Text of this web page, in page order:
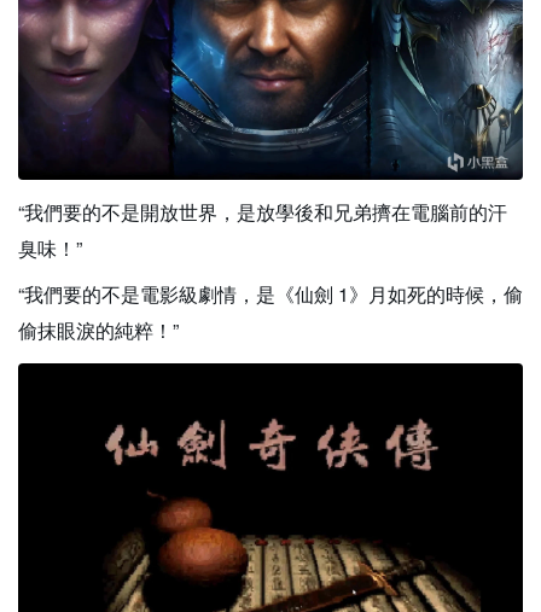
“我們要的不是開放世界，是放學後和兄弟擠在電腦前的汗
臭味！”
“我們要的不是電影級劇情，是《仙劍 1》月如死的時候，偷
偷抹眼淚的純粹！”